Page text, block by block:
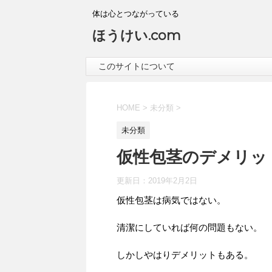
体は心とつながっている
ほうけい.com
このサイトについて
HOME > 未分類 >
未分類
仮性包茎のデメリッ
更新日： 2019年2月2日
仮性包茎は病気ではない。
清潔にしていれば何の問題もない。
しかしやはりデメリットもある。